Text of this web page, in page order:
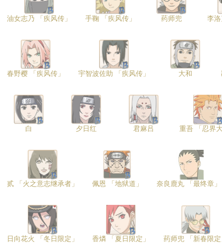
油女志乃 「疾风传」 手鞠 「疾风传」 药师兜 李
春野樱 「疾风传」 宇智波佐助 「疾风传」 大和
白 夕日红 君麻吕 重吾 「忍界
贰 「火之意志继承者」 佩恩 「地狱道」 奈良鹿丸 「最终章」
日向花火 「冬日限定」 香燐 「夏日限定」 药师兜 「新春限